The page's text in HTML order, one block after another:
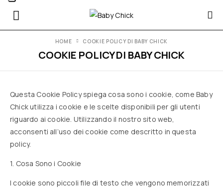
COOKIE POLICY DI BABY CHICK
HOME COOKIE POLICY DI BABY CHICK
Questa Cookie Policy spiega cosa sono i cookie, come Baby
Chick utilizza i cookie e le scelte disponibili per gli utenti
riguardo ai cookie. Utilizzando il nostro sito web,
acconsenti all’uso dei cookie come descritto in questa
policy.
1. Cosa Sono i Cookie
I cookie sono piccoli file di testo che vengono memorizzati